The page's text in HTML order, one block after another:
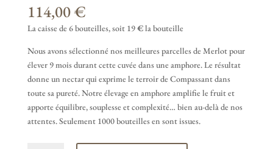
114,00€
La caisse de 6 bouteilles, soit 19€la bouteille
Nous avons sélectionné nos meilleures parcelles de Merlot pour
élever 9 mois durant cette cuvée dans une amphore. Le résultat
donne un nectar qui exprime le terroir de Compassant dans
toute sa pureté. Notre élevage en amphore amplifie le fruit et
apporte équilibre, souplesse et complexité… bien au-delà de nos
attentes. Seulement 1000 bouteilles en sont issues.